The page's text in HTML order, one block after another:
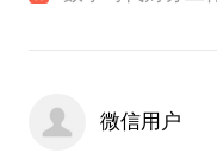
微信用户